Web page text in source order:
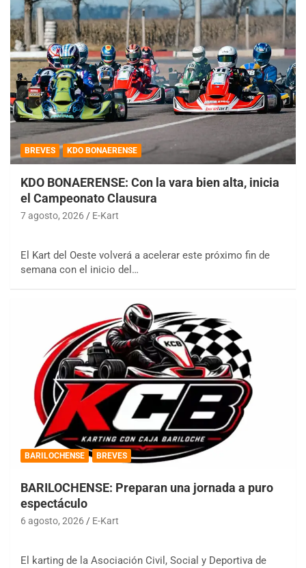
BREVES KDO BONAERENSE
KDO BONAERENSE: Con la vara bien alta, inicia
el Campeonato Clausura
7 agosto, 2026 E-Kart
El Kart del Oeste volverá a acelerar este próximo fin de
semana con el inicio del…
BARILOCHENSE BREVES
BARILOCHENSE: Preparan una jornada a puro
espectáculo
6 agosto, 2026 E-Kart
El karting de la Asociación Civil, Social y Deportiva de